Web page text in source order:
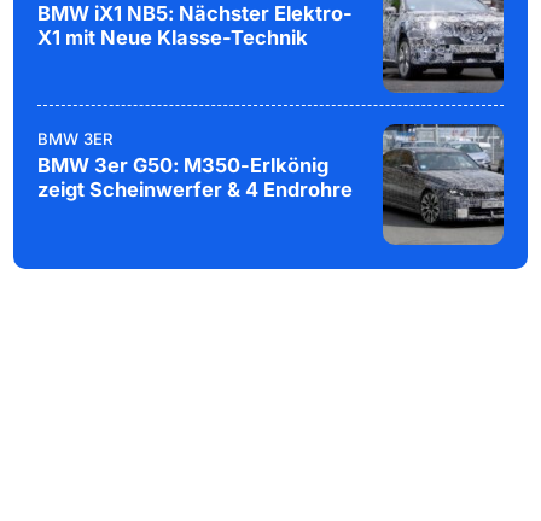
BMW iX1 NB5: Nächster Elektro-
X1 mit Neue Klasse-Technik
BMW 3ER
BMW 3er G50: M350-Erlkönig
zeigt Scheinwerfer & 4 Endrohre